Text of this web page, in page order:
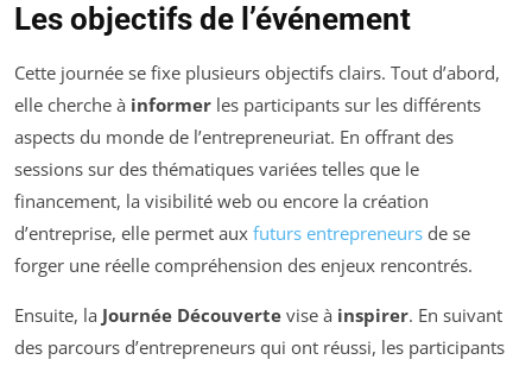
Les objectifs de l’événement
Cette journée se fixe plusieurs objectifs clairs. Tout d’abord,
elle cherche à informer les participants sur les différents
aspects du monde de l’entrepreneuriat. En offrant des
sessions sur des thématiques variées telles que le
financement, la visibilité web ou encore la création
d’entreprise, elle permet aux futurs entrepreneurs de se
forger une réelle compréhension des enjeux rencontrés.
Ensuite, la Journée Découverte vise à inspirer. En suivant
des parcours d’entrepreneurs qui ont réussi, les participants